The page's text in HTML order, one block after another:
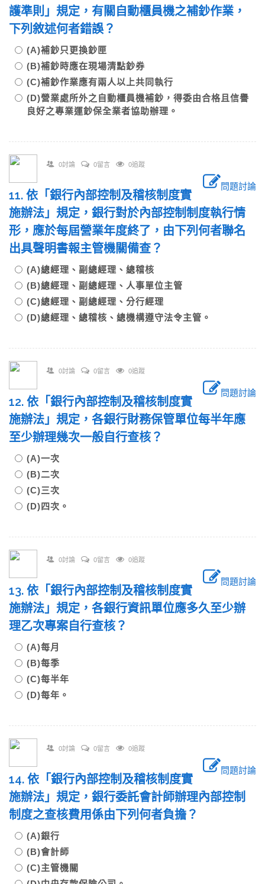
護準則」規定，有關自動櫃員機之補鈔作業，
下列敘述何者錯誤？
(A)補鈔只更換鈔匣
(B)補鈔時應在現場清點鈔券
(C)補鈔作業應有兩人以上共同執行
(D)營業處所外之自動櫃員機補鈔，得委由合格且信譽
良好之專業運鈔保全業者協助辦理。
0討論 0留言 0追蹤
問題討論
11. 依「銀行內部控制及稽核制度實
施辦法」規定，銀行對於內部控制制度執行情
形，應於每屆營業年度終了，由下列何者聯名
出具聲明書報主管機關備查？
(A)總經理、副總經理、總稽核
(B)總經理、副總經理、人事單位主管
(C)總經理、副總經理、分行經理
(D)總經理、總稽核、總機構遵守法令主管。
0討論 0留言 0追蹤
問題討論
12. 依「銀行內部控制及稽核制度實
施辦法」規定，各銀行財務保管單位每半年應
至少辦理幾次一般自行查核？
(A)一次
(B)二次
(C)三次
(D)四次。
0討論 0留言 0追蹤
問題討論
13. 依「銀行內部控制及稽核制度實
施辦法」規定，各銀行資訊單位應多久至少辦
理乙次專案自行查核？
(A)每月
(B)每季
(C)每半年
(D)每年。
0討論 0留言 0追蹤
問題討論
14. 依「銀行內部控制及稽核制度實
施辦法」規定，銀行委託會計師辦理內部控制
制度之查核費用係由下列何者負擔？
(A)銀行
(B)會計師
(C)主管機關